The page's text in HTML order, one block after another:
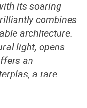
its soaring
combines
architecture.
light, opens
an
a rare